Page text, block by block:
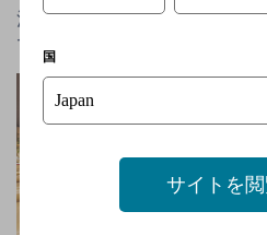
池袋駅東口徒歩5分◆気軽に
で、スパイス香る本格料理や
国
サイトを